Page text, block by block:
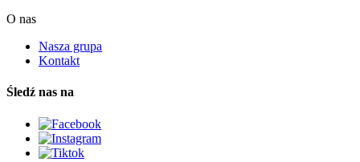
O nas
Nasza grupa
Kontakt
Śledź nas na